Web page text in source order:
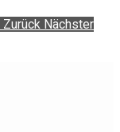
Zurück Nächster